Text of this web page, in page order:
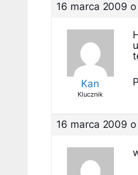
16 marca 2009
Kan
Klucznik
16 marca 2009 o